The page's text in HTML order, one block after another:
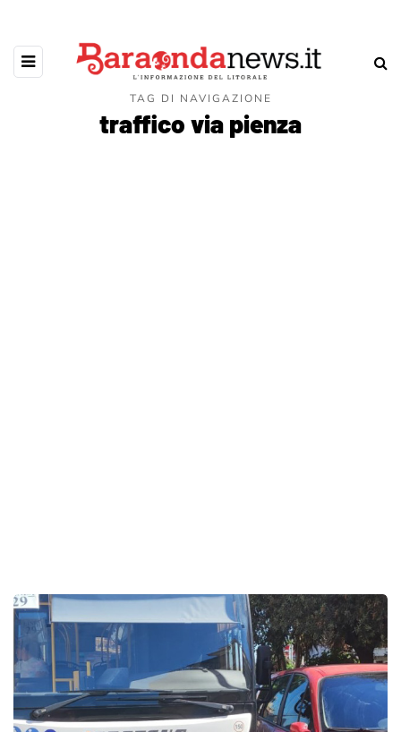
TAG DI NAVIGAZIONE
traffico via pienza